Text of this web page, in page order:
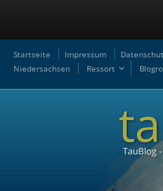
Startseite Impressum
Niedersachsen
Ressort